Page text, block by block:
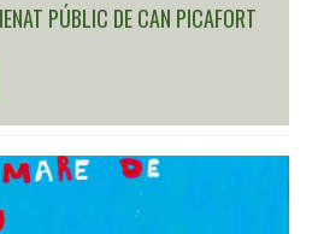
PÚBLIC DE CAN PICAFORT